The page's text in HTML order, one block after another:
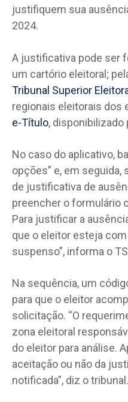
justifiquem sua
2024.
A justificativa pode ser
um cartório eleitoral;
Tribunal Superior
regionais eleitorais dos
e-Título, disponibilizado
No caso do aplicativo,
opções” e, em seguida,
de justificativa de
preencher o formulário
Para justificar a
que o eleitor esteja
suspenso”, informa o
Na sequência, um
para que o eleitor
solicitação. “O
zona eleitoral
do eleitor para análise.
aceitação ou não da
notificada”, diz o tribunal.